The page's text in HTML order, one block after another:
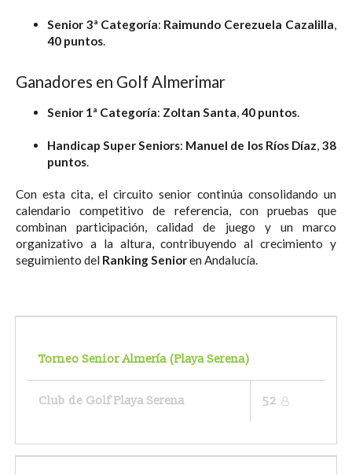
Senior 3ª Categoría: Raimundo Cerezuela Cazalilla,
40 puntos.
Ganadores en Golf Almerimar
Senior 1ª Categoría: Zoltan Santa,40 puntos.
Handicap Super Seniors: Manuel de los Ríos Díaz, 38
puntos.
Con esta cita, el circuito senior continúa consolidando un
calendario competitivo de referencia, con pruebas que
combinan participación, calidad de juego y un marco
organizativo a la altura, contribuyendo al crecimiento y
seguimiento del Ranking Senioren Andalucía.
Torneo Senior Almería (Playa Serena)
Club de Golf Playa Serena 52